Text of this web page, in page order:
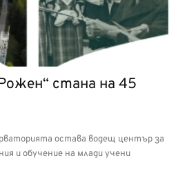
стана на 45
остава водещ център за
и обучение на млади учени